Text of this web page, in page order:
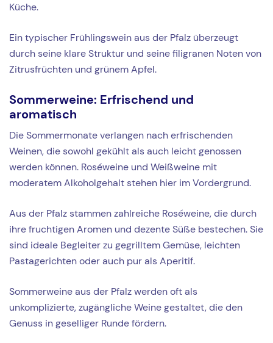
Küche.
Ein typischer Frühlingswein aus der Pfalz überzeugt
durch seine klare Struktur und seine filigranen Noten von
Zitrusfrüchten und grünem Apfel.
Sommerweine: Erfrischend und
aromatisch
Die Sommermonate verlangen nach erfrischenden
Weinen, die sowohl gekühlt als auch leicht genossen
werden können. Roséweine und Weißweine mit
moderatem Alkoholgehalt stehen hier im Vordergrund.
Aus der Pfalz stammen zahlreiche Roséweine, die durch
ihre fruchtigen Aromen und dezente Süße bestechen. Sie
sind ideale Begleiter zu gegrilltem Gemüse, leichten
Pastagerichten oder auch pur als Aperitif.
Sommerweine aus der Pfalz werden oft als
unkomplizierte, zugängliche Weine gestaltet, die den
Genuss in geselliger Runde fördern.